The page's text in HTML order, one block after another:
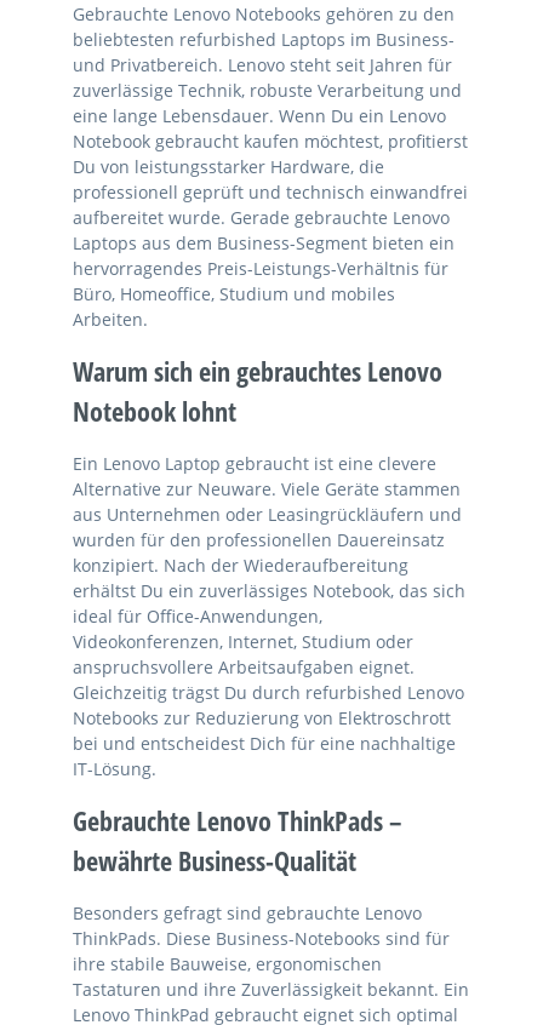
Gebrauchte Lenovo Notebooks gehören zu den
beliebtesten refurbished Laptops im Business-
und Privatbereich. Lenovo steht seit Jahren für
zuverlässige Technik, robuste Verarbeitung und
eine lange Lebensdauer. Wenn Du ein Lenovo
Notebook gebraucht kaufen möchtest, profitierst
Du von leistungsstarker Hardware, die
professionell geprüft und technisch einwandfrei
aufbereitet wurde. Gerade gebrauchte Lenovo
Laptops aus dem Business-Segment bieten ein
hervorragendes Preis-Leistungs-Verhältnis für
Büro, Homeoffice, Studium und mobiles
Arbeiten.
Warum sich ein gebrauchtes Lenovo
Notebook lohnt
Ein Lenovo Laptop gebraucht ist eine clevere
Alternative zur Neuware. Viele Geräte stammen
aus Unternehmen oder Leasingrückläufern und
wurden für den professionellen Dauereinsatz
konzipiert. Nach der Wiederaufbereitung
erhältst Du ein zuverlässiges Notebook, das sich
ideal für Office-Anwendungen,
Videokonferenzen, Internet, Studium oder
anspruchsvollere Arbeitsaufgaben eignet.
Gleichzeitig trägst Du durch refurbished Lenovo
Notebooks zur Reduzierung von Elektroschrott
bei und entscheidest Dich für eine nachhaltige
IT-Lösung.
Gebrauchte Lenovo ThinkPads –
bewährte Business-Qualität
Besonders gefragt sind gebrauchte Lenovo
ThinkPads. Diese Business-Notebooks sind für
ihre stabile Bauweise, ergonomischen
Tastaturen und ihre Zuverlässigkeit bekannt. Ein
Lenovo ThinkPad gebraucht eignet sich optimal